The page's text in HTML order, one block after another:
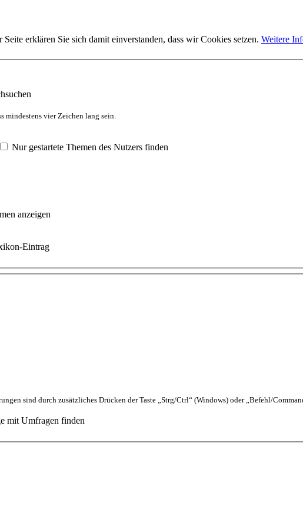
erklären Sie sich damit einverstanden, dass wir Cookies setzen. Weitere
mindestens vier Zeichen lang sein.
Nur gestartete Themen des Nutzers finden
anzeigen
Eintrag
sind durch zusätzliches Drücken der Taste „Strg/Ctrl“ (Windows) oder „Befehl/
mit Umfragen finden